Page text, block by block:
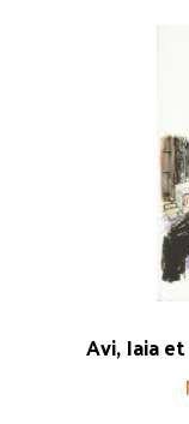
Avi, Iaia